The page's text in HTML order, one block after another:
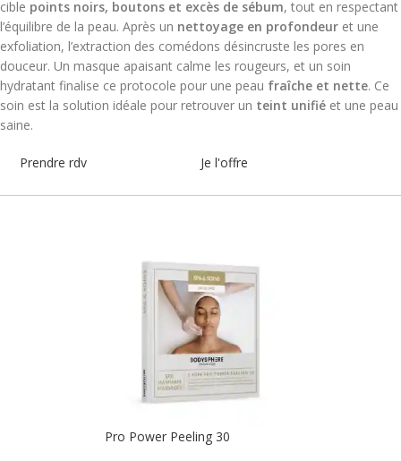
cible points noirs, boutons et excès de sébum, tout en respectant
l’équilibre de la peau. Après un nettoyage en profondeur et une
exfoliation, l’extraction des comédons désincruste les pores en
douceur. Un masque apaisant calme les rougeurs, et un soin
hydratant finalise ce protocole pour une peau fraîche et nette. Ce
soin est la solution idéale pour retrouver un teint unifié et une peau
saine.
Prendre rdv Je l'offre
Pro Power Peeling 30